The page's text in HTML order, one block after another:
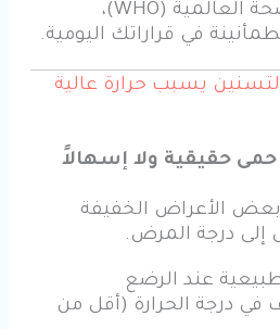
(AAP) ومنظمة الصحة العالمية (WHO)،
في قراراتك اليومية.
التسنين يسبب حرارة عالية
حقيقية ولا إسهالاً
بعض الأعراض الخفيفة
إلى درجة المرض.
عند الرضع
في درجة الحرارة (أقل من